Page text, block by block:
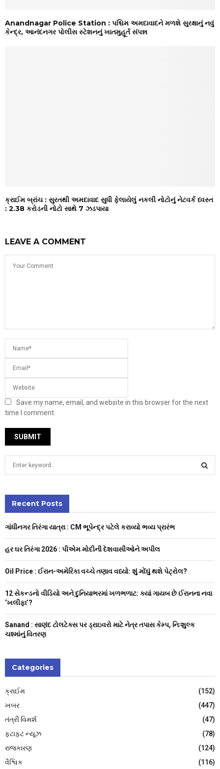
Anandnagar Police Station : પશ્ચિમ અમદાવાદને મળશે સુરક્ષાનું નવું
કેન્દ્ર, આનંદનગર પોલીસ સ્ટેશનનું ખાતમુહૂર્ત સંપન્ન
ક્રાઈમ બ્રાંચ : સુરતથી અમદાવાદ સુધી ફેલાયેલું નકલી નોટોનું નેટવર્ક ધ્વસ્ત
: ₹2.38 કરોડની નોટો સાથે 7 ઝડપાયા
LEAVE A COMMENT
Save my name, email, and website in this browser for the next
time I comment.
h
:
C
H
Recent Posts
ગાંધીનગર તિરંગા યાત્રા : CM ભૂપેન્દ્ર પટેલે કરાવ્યો ભવ્ય પ્રારંભ
હર ઘર તિરંગા 2026 : પીએમ મોદીની દેશવાસીઓને અપીલ
Oil Price : ઈરાન-અમેરિકા વચ્ચે તણાવ વધ્યો: શું મોંઘું થશે પેટ્રોલ?
12 સેકન્ડનો વીડિયો અને દુનિયાભરમાં ખળભળાટ: ક્યાં ગાયબ છે ઈરાનના નવા
‘ખલીફા’?
Sanand : સાણંદ ટોલટેક્સ પર ડ્રાઇવરો માટે નેત્ર તપાસ કેમ્પ, નિઃશુલ્ક
ચશ્માંનું વિતરણ
Categories
ક્રાઈમ
(152)
ખબર
(447)
તંત્રી વિમર્શ
(47)
ફટાફટ ન્યૂઝ
(78)
રાજકારણ
(124)
વૈશ્વિક
(116)